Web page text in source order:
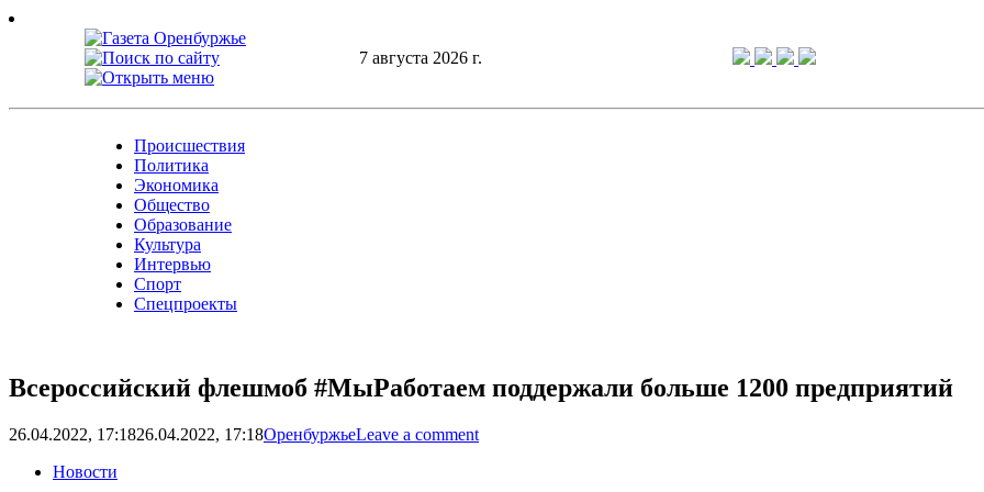
Skip
7 августа 2026 г.
Происшествия
Политика
Экономика
Общество
Образование
Культура
Интервью
Спорт
Спецпроекты
Всероссийский флешмоб #МыРаботаем поддержали больше 1200 предприятий
26.04.2022, 17:1826.04.2022, 17:18ОренбуржьеLeave a comment
Новости